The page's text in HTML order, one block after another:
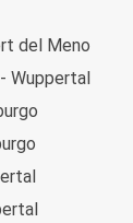
del Meno
Wuppertal